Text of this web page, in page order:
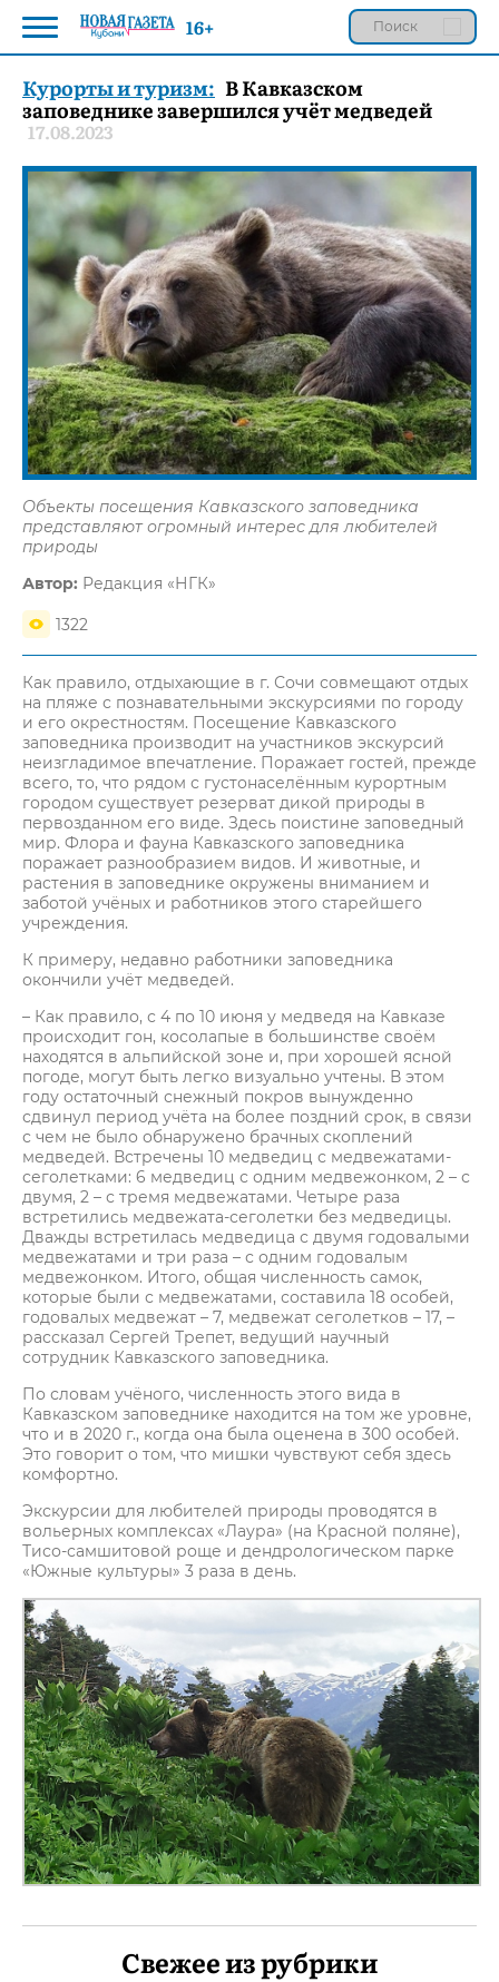
Курорты и туризм: В Кавказском
заповеднике завершился учёт медведей
17.08.2023
Объекты посещения Кавказского заповедника
представляют огромный интерес для любителей
природы
Автор: Редакция «НГК»
1322
Как правило, отдыхающие в г. Сочи совмещают отдых
на пляже с познавательными экскурсиями по городу
и его окрестностям. Посещение Кавказского
заповедника производит на участников экскурсий
неизгладимое впечатление. Поражает гостей, прежде
всего, то, что рядом с густонаселённым курортным
городом существует резерват дикой природы в
первозданном его виде. Здесь поистине заповедный
мир. Флора и фауна Кавказского заповедника
поражает разнообразием видов. И животные, и
растения в заповеднике окружены вниманием и
заботой учёных и работников этого старейшего
учреждения.
К примеру, недавно работники заповедника
окончили учёт медведей.
– Как правило, с 4 по 10 июня у медведя на Кавказе
происходит гон, косолапые в большинстве своём
находятся в альпийской зоне и, при хорошей ясной
погоде, могут быть легко визуально учтены. В этом
году остаточный снежный покров вынужденно
сдвинул период учёта на более поздний срок, в связи
с чем не было обнаружено брачных скоплений
медведей. Встречены 10 медведиц с медвежатами-
сеголетками: 6 медведиц с одним медвежонком, 2 – с
двумя, 2 – с тремя медвежатами. Четыре раза
встретились медвежата-сеголетки без медведицы.
Дважды встретилась медведица с двумя годовалыми
медвежатами и три раза – с одним годовалым
медвежонком. Итого, общая численность самок,
которые были с медвежатами, составила 18 особей,
годовалых медвежат – 7, медвежат сеголетков – 17, –
рассказал Сергей Трепет, ведущий научный
сотрудник Кавказского заповедника.
По словам учёного, численность этого вида в
Кавказском заповеднике находится на том же уровне,
что и в 2020 г., когда она была оценена в 300 особей.
Это говорит о том, что мишки чувствуют себя здесь
комфортно.
Экскурсии для любителей природы проводятся в
вольерных комплексах «Лаура» (на Красной поляне),
Тисо-самшитовой роще и дендрологическом парке
«Южные культуры» 3 раза в день.
Свежее из рубрики
16+